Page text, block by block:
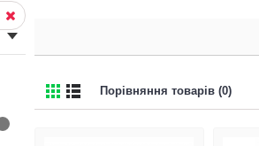
Порівняння товарів (0)